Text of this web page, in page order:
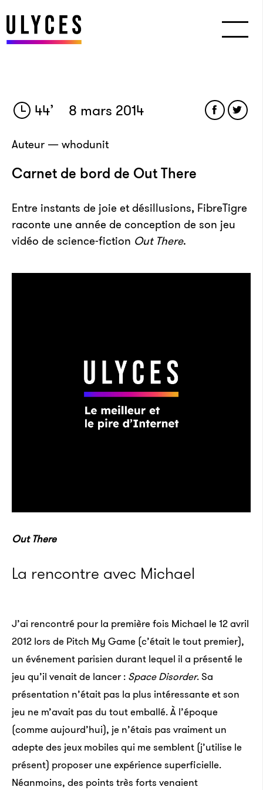
44’ 8 mars 2014
Auteur — whodunit
Carnet de bord de Out There
Entre instants de joie et désillusions, FibreTigre
raconte une année de conception de son jeu
vidéo de science-fiction Out There.
Out There
La rencontre avec Michael
J’ai rencontré pour la première fois Michael le 12 avril
2012 lors de Pitch My Game (c’était le tout premier),
un événement parisien durant lequel il a présenté le
jeu qu’il venait de lancer : Space Disorder. Sa
présentation n’était pas la plus intéressante et son
jeu ne m’avait pas du tout emballé. À l’époque
(comme aujourd’hui), je n’étais pas vraiment un
adepte des jeux mobiles qui me semblent (j’utilise le
présent) proposer une expérience superficielle.
Néanmoins, des points très forts venaient